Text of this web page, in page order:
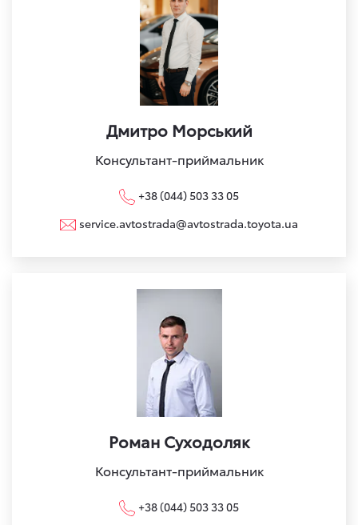
Дмитро Морський
Консультант-приймальник
+38 (044) 503 33 05
service.avtostrada@avtostrada.toyota.ua
Роман Суходоляк
Консультант-приймальник
+38 (044) 503 33 05